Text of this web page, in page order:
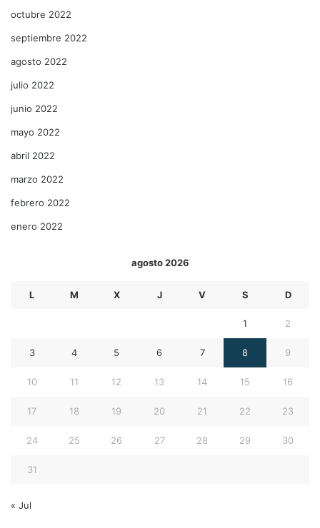
octubre 2022
septiembre 2022
agosto 2022
julio 2022
junio 2022
mayo 2022
abril 2022
marzo 2022
febrero 2022
enero 2022
agosto 2026
L M X J V S D
1 2
3 4 5 6 7 8 9
10 11 12 13 14 15 16
17 18 19 20 21 22 23
24 25 26 27 28 29 30
31
« Jul